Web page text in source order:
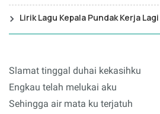
Lirik Lagu Kepala Pundak Kerja
Slamat tinggal duhai kekasihku
Engkau telah melukai aku
Sehingga air mata ku terjatuh